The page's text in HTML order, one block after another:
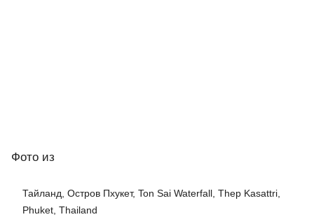
Фото из
Тайланд, Остров Пхукет, Ton Sai Waterfall, Thep Kasattri,
Phuket, Thailand